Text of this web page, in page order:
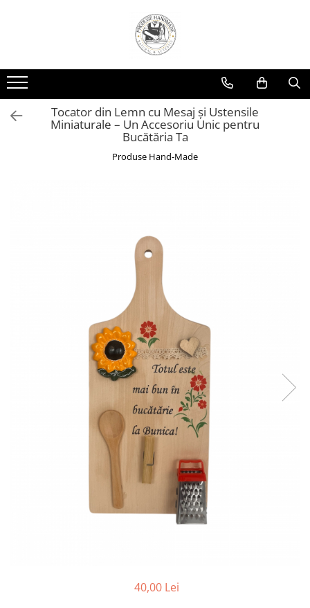
Tocator din Lemn cu Mesaj și Ustensile
Miniaturale – Un Accesoriu Unic pentru
Bucătăria Ta
Produse Hand-Made
40,00 Lei